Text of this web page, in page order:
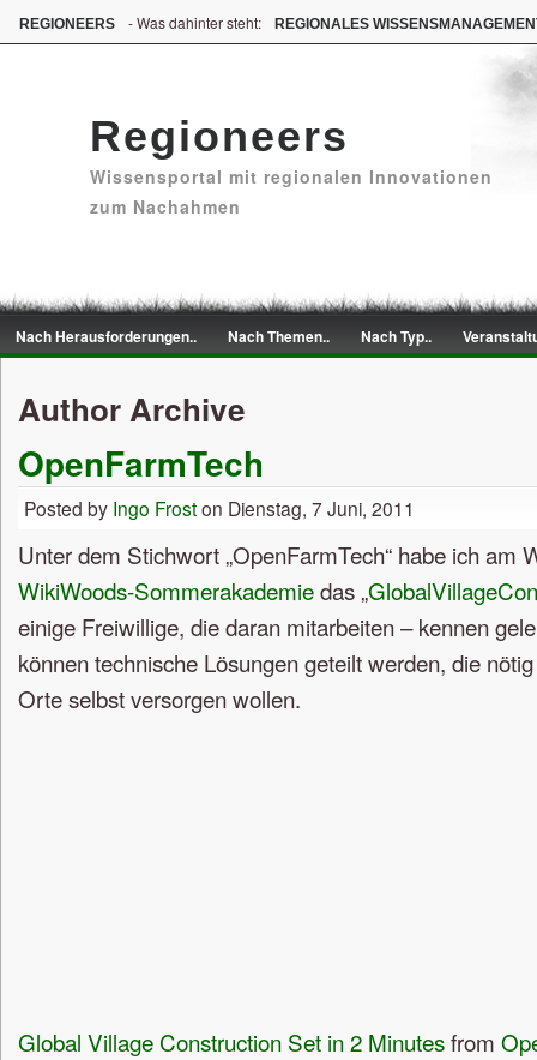
REGIONEERS - Was dahinter steht: REGIONALES
Regioneers
Wissensportal mit regionalen Innovationen
zum Nachahmen
Nach Herausforderungen.. Nach Themen.. Nach Typ..
Author Archive
OpenFarmTech
Posted by Ingo Froston Dienstag, 7 Juni, 2011
Unter dem Stichwort „OpenFarmTech“ habe ich am
WikiWoods-Sommerakademiedas „
einige Freiwillige, die daran mitarbeiten – kennen
können technische Lösungen geteilt werden, die
Orte selbst versorgen wollen.
Global Village Construction Set in 2 Minutesfrom